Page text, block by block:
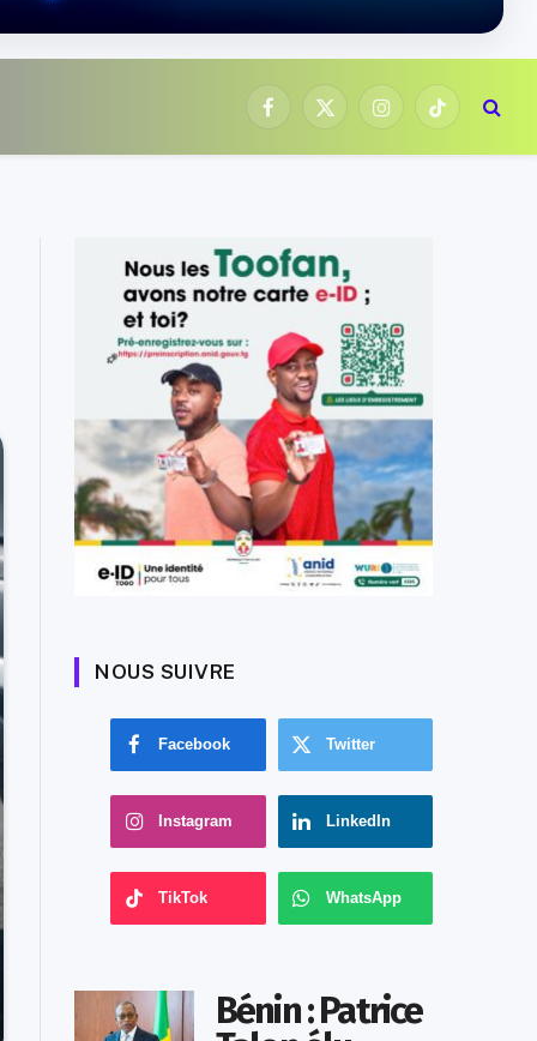
Facebook
X
InstagramTikTok
NOUS SUIVRE
Facebook Twitter
Instagram LinkedIn
TikTok WhatsApp
Bénin : Patrice